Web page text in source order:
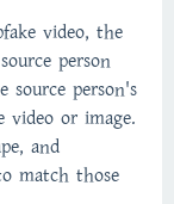
video, the
person
source person's
video or image.
and
match those